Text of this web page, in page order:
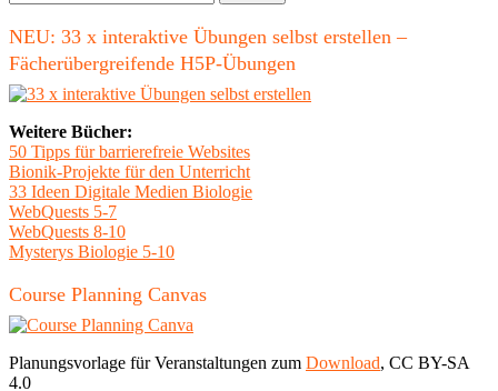
nach:
NEU: 33 x interaktive Übungen selbst erstellen –
Fächerübergreifende H5P-Übungen
Weitere Bücher:
50 Tipps für barrierefreie Websites
Bionik-Projekte für den Unterricht
33 Ideen Digitale Medien Biologie
WebQuests 5-7
WebQuests 8-10
Mysterys Biologie 5-10
Course Planning Canvas
Planungsvorlage für Veranstaltungen zum Download, CC BY-SA
4.0